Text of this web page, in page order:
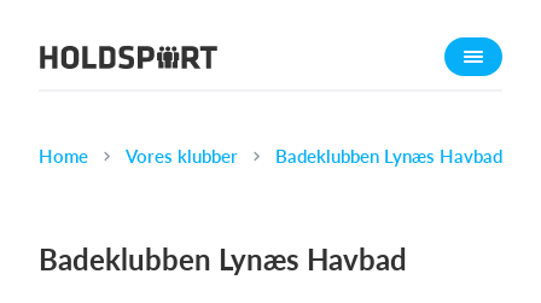
Om Holdsport
Home Vores klubber Badeklubben Lynæs Havbad
Badeklubben Lynæs Havbad